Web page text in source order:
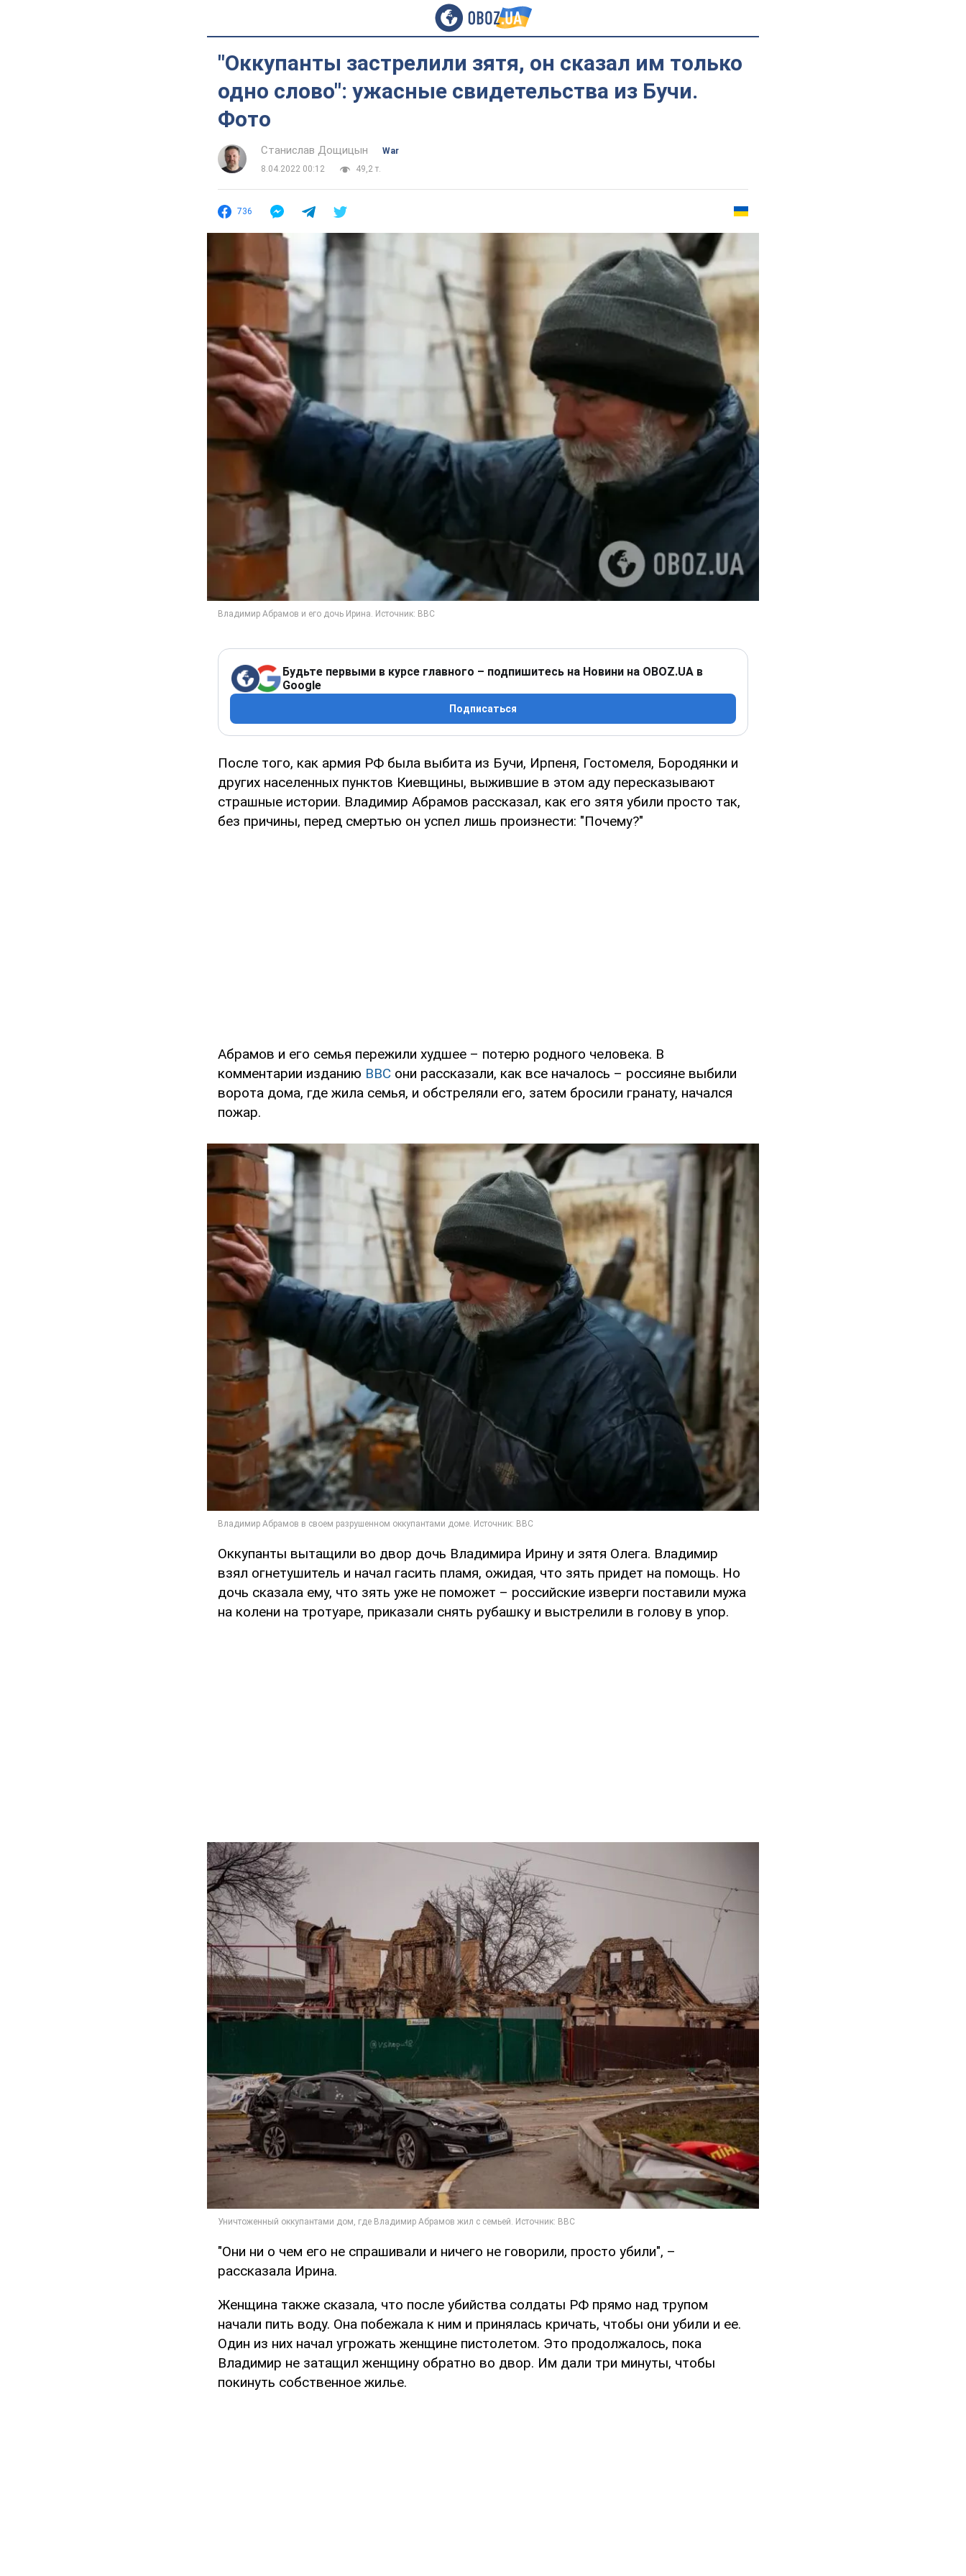
"Оккупанты застрелили зятя, он сказал им только
одно слово": ужасные свидетельства из Бучи.
Фото
Станислав Дощицын
War
8.04.2022 00:12
49,2 т.
736
Будьте первыми в курсе главного – подпишитесь на Новини на OBOZ.UA в
Google
Подписаться
После того, как армия РФ была выбита из Бучи, Ирпеня, Гостомеля, Бородянки и
других населенных пунктов Киевщины, выжившие в этом аду пересказывают
страшные истории. Владимир Абрамов рассказал, как его зятя убили просто так,
без причины, перед смертью он успел лишь произнести: "Почему?"
Абрамов и его семья пережили худшее – потерю родного человека. В
комментарии изданию BBC они рассказали, как все началось – россияне выбили
ворота дома, где жила семья, и обстреляли его, затем бросили гранату, начался
пожар.
Оккупанты вытащили во двор дочь Владимира Ирину и зятя Олега. Владимир
взял огнетушитель и начал гасить пламя, ожидая, что зять придет на помощь. Но
дочь сказала ему, что зять уже не поможет – российские изверги поставили мужа
на колени на тротуаре, приказали снять рубашку и выстрелили в голову в упор.
"Они ни о чем его не спрашивали и ничего не говорили, просто убили", –
рассказала Ирина.
Женщина также сказала, что после убийства солдаты РФ прямо над трупом
начали пить воду. Она побежала к ним и принялась кричать, чтобы они убили и ее.
Один из них начал угрожать женщине пистолетом. Это продолжалось, пока
Владимир не затащил женщину обратно во двор. Им дали три минуты, чтобы
покинуть собственное жилье.